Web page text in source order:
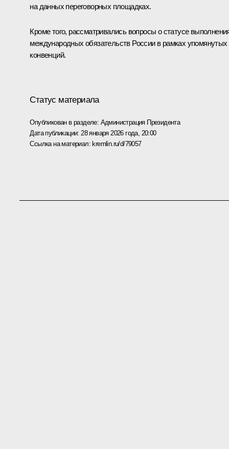
на данных переговорных площадках.
Кроме того, рассматривались вопросы о статусе
международных обязательств России в рамках упомянутых
конвенций.
Статус материала
Опубликован в разделе: Администрация Президента
Дата публикации: 28 января 2026 года, 20:00
Ссылка на материал:kremlin.ru/d/79057